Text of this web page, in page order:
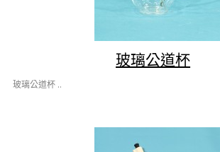
玻璃公道杯
玻璃公道杯 ..